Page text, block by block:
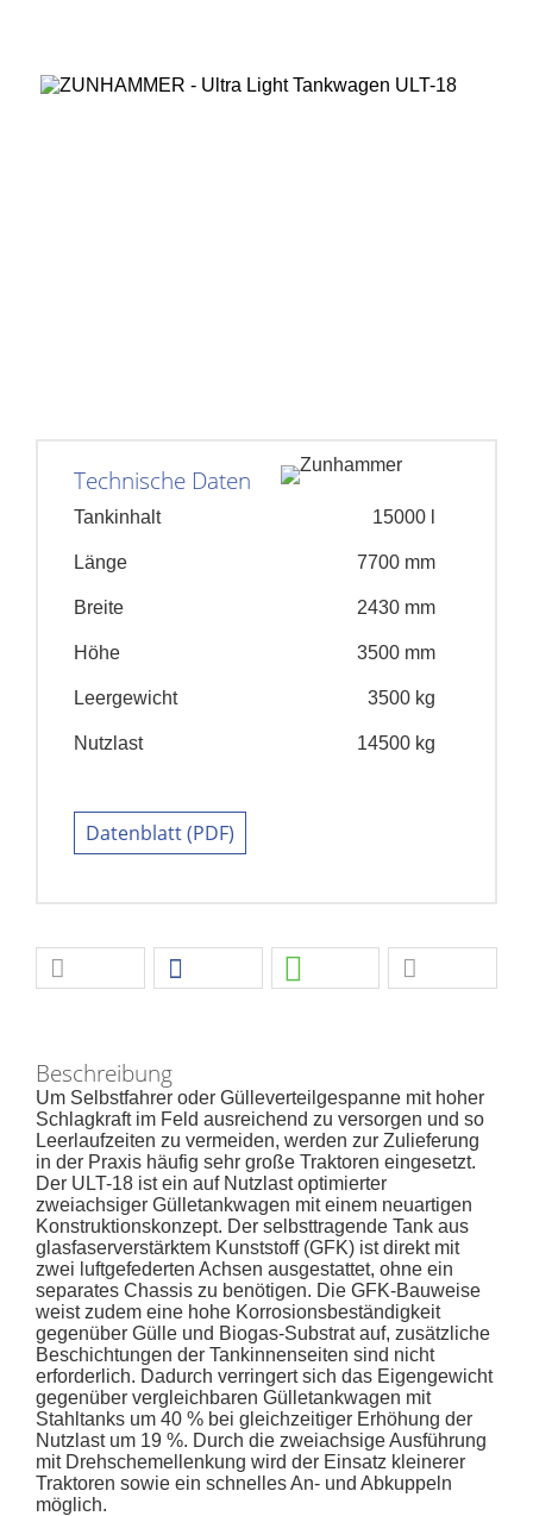
Technische Daten
Tankinhalt 15000 l
Länge 7700 mm
Breite 2430 mm
Höhe 3500 mm
Leergewicht 3500 kg
Nutzlast 14500 kg
Datenblatt (PDF)
Beschreibung
Um Selbstfahrer oder Gülleverteilgespanne mit hoher
Schlagkraft im Feld ausreichend zu versorgen und so
Leerlaufzeiten zu vermeiden, werden zur Zulieferung
in der Praxis häufig sehr große Traktoren eingesetzt.
Der ULT-18 ist ein auf Nutzlast optimierter
zweiachsiger Gülletankwagen mit einem neuartigen
Konstruktionskonzept. Der selbsttragende Tank aus
glasfaserverstärktem Kunststoff (GFK) ist direkt mit
zwei luftgefederten Achsen ausgestattet, ohne ein
separates Chassis zu benötigen. Die GFK-Bauweise
weist zudem eine hohe Korrosionsbeständigkeit
gegenüber Gülle und Biogas-Substrat auf, zusätzliche
Beschichtungen der Tankinnenseiten sind nicht
erforderlich. Dadurch verringert sich das Eigengewicht
gegenüber vergleichbaren Gülletankwagen mit
Stahltanks um 40 % bei gleichzeitiger Erhöhung der
Nutzlast um 19 %. Durch die zweiachsige Ausführung
mit Drehschemellenkung wird der Einsatz kleinerer
Traktoren sowie ein schnelles An- und Abkuppeln
möglich.